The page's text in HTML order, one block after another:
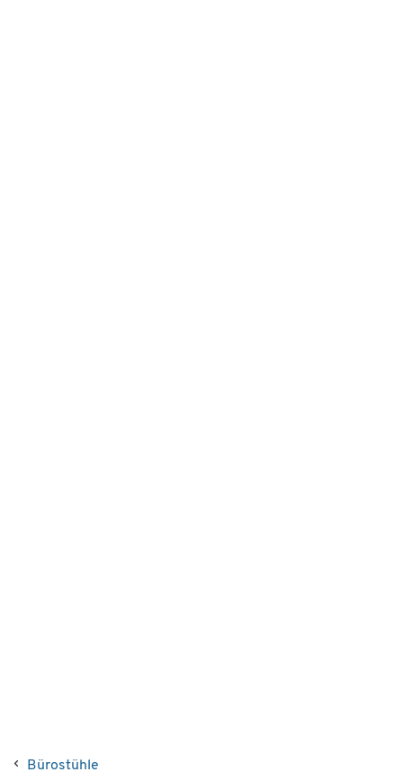
Bürostühle